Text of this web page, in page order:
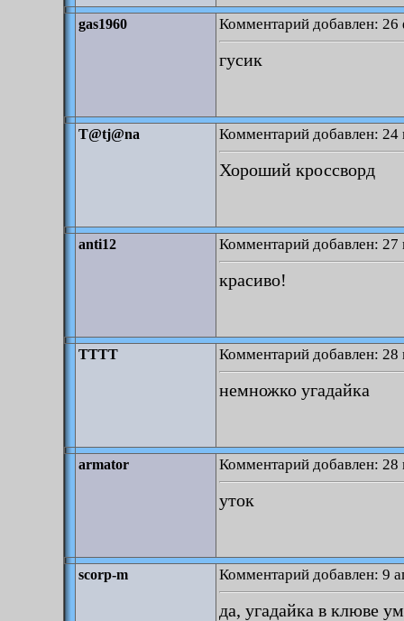
gas1960 Комментарий добавлен: 26
гусик
T@tj@na Комментарий добавлен: 24
Хороший кроссворд
anti12 Комментарий добавлен: 27
красиво!
TTTT Комментарий добавлен: 28
немножко угадайка
armator Комментарий добавлен: 28
уток
scorp-m Комментарий добавлен: 9
да, угадайка в клюве